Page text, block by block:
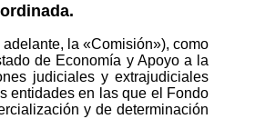
la «Comisión»), como
de Economía y Apoyo a la
judiciales y extrajudiciales
entidades en las que el Fondo
y de determinación